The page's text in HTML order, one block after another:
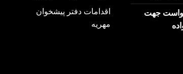
جهت
اقدامات دفتر پیشخوان
مهریه